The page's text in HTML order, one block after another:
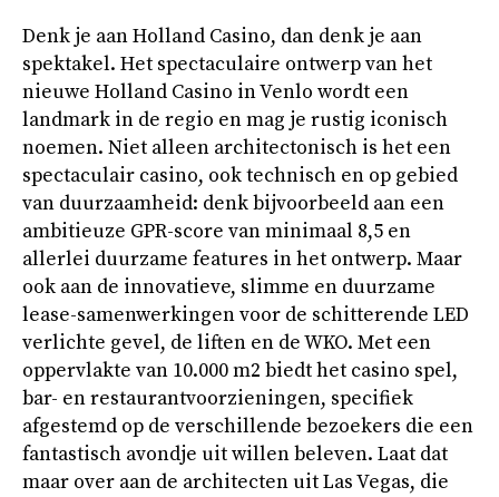
Denk je aan Holland Casino, dan denk je aan
spektakel. Het spectaculaire ontwerp van het
nieuwe Holland Casino in Venlo wordt een
landmark in de regio en mag je rustig iconisch
noemen. Niet alleen architectonisch is het een
spectaculair casino, ook technisch en op gebied
van duurzaamheid: denk bijvoorbeeld aan een
ambitieuze GPR-score van minimaal 8,5 en
allerlei duurzame features in het ontwerp. Maar
ook aan de innovatieve, slimme en duurzame
lease-samenwerkingen voor de schitterende LED
verlichte gevel, de liften en de WKO. Met een
oppervlakte van 10.000 m2 biedt het casino spel,
bar- en restaurantvoorzieningen, specifiek
afgestemd op de verschillende bezoekers die een
fantastisch avondje uit willen beleven. Laat dat
maar over aan de architecten uit Las Vegas, die